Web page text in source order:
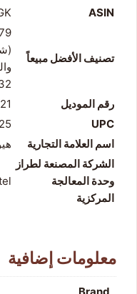
ASIN
تصنيف الأفضل مبيعاً
(
رقم الموديل
UPC
اسم العلامة التجارية
الشركة المصنعة لطراز
وحدة المعالجة
المركزية
معلومات إضافية
Brand